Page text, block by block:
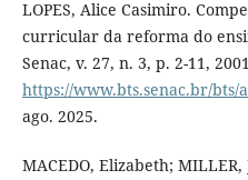
LOPES, Alice Casimiro.
curricular da reforma do
Senac, v. 27, n. 3, p. 2-11,
https://www.bts.senac.br/bts/
ago. 2025.
MACEDO, Elizabeth; MILLER,